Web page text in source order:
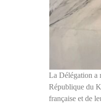
La Délégation a
République du
française et de